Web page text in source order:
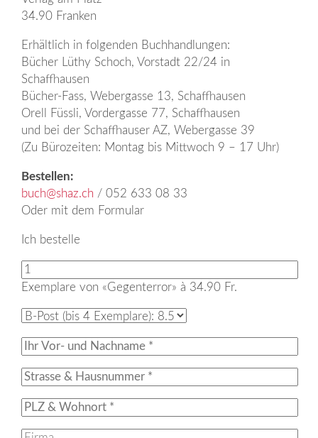
34.90 Franken
Erhältlich in folgenden Buchhandlungen:
Bücher Lüthy Schoch, Vorstadt 22/24 in
Schaffhausen
Bücher-Fass, Webergasse 13, Schaffhausen
Orell Füssli, Vordergasse 77, Schaffhausen
und bei der Schaffhauser AZ, Webergasse 39
(Zu Bürozeiten: Montag bis Mittwoch 9 – 17 Uhr)
Bestellen:
buch@shaz.ch / 052 633 08 33
Oder mit dem Formular
Ich bestelle
Exemplare von «Gegenterror» à 34.90 Fr.